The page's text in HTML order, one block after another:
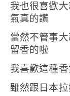
我也很喜歡
氣真的讚
當然不管事
留香的啦
我喜歡這種香
雖然跟日本